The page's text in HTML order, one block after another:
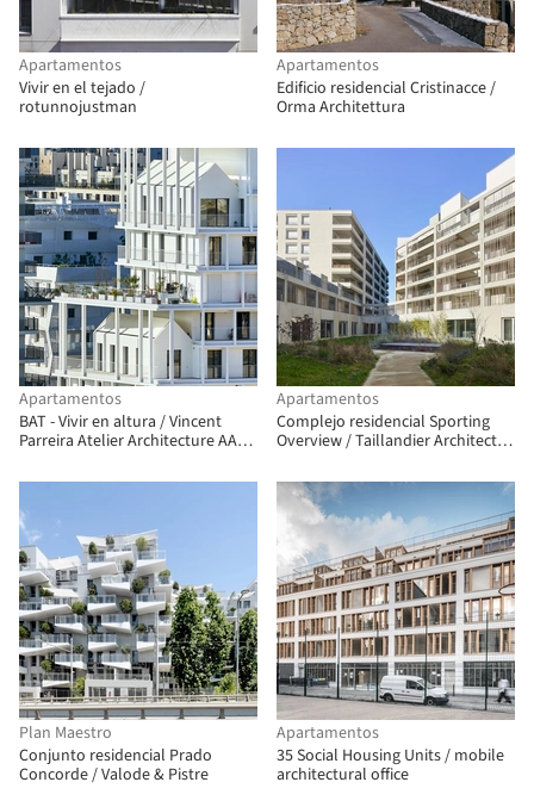
Apartamentos
Vivir en el tejado /
rotunnojustman
Apartamentos
Edificio residencial Cristinacce /
Orma Architettura
Apartamentos
BAT - Vivir en altura / Vincent
Parreira Atelier Architecture AAVP
Apartamentos
Complejo residencial Sporting
Overview / Taillandier Architectes
Plan Maestro
Conjunto residencial Prado
Concorde / Valode & Pistre
Apartamentos
35 Social Housing Units / mobile
architectural office